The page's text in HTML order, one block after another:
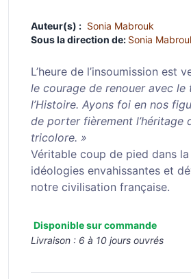
Auteur(s) : Sonia Mabrouk
Sous la direction de: Sonia
L’heure de l’insoumission est
le courage de renouer avec le
l’Histoire. Ayons foi en nos
de porter fièrement l’héritage
tricolore. »
Véritable coup de pied dans
idéologies envahissantes et
notre civilisation française.
Disponible sur commande
Livraison : 6 à 10 jours ouvrés